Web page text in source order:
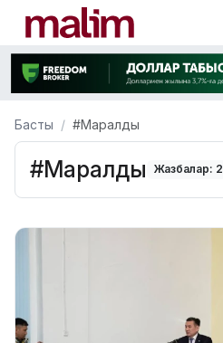
Басты #Маралды
#Маралды Жазбалар: 2